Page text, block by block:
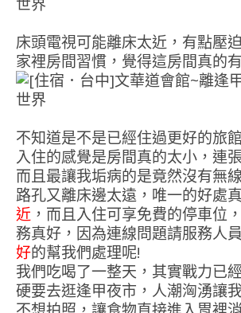
床頭電視可能離床太近，有點壓
家裡房間習慣，覺得這房間真的
不知道是不是已經住過更好的旅
入住的感覺是房間真的太小，連
而且最讓我垢病的是竟然沒有無
路孔又離床邊太遠，唯一的好處
近 ，而且入住可享免費的停車位
務真好，因為連線問題請服務人
好的幫我們處理呢!
我們吃喝了一整天，其實戰力已
硬要去逛逢甲夜市，人潮洶湧讓